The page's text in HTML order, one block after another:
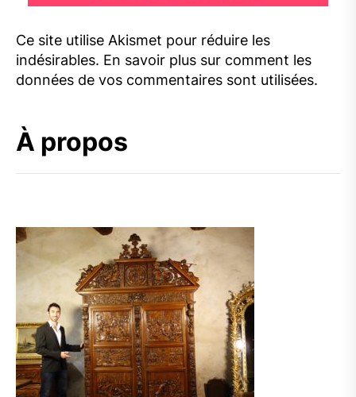
Ce site utilise Akismet pour réduire les
indésirables. En savoir plus sur comment les
données de vos commentaires sont utilisées.
À propos